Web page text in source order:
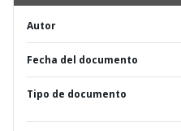
Autor
Fecha del documento
Tipo de documento